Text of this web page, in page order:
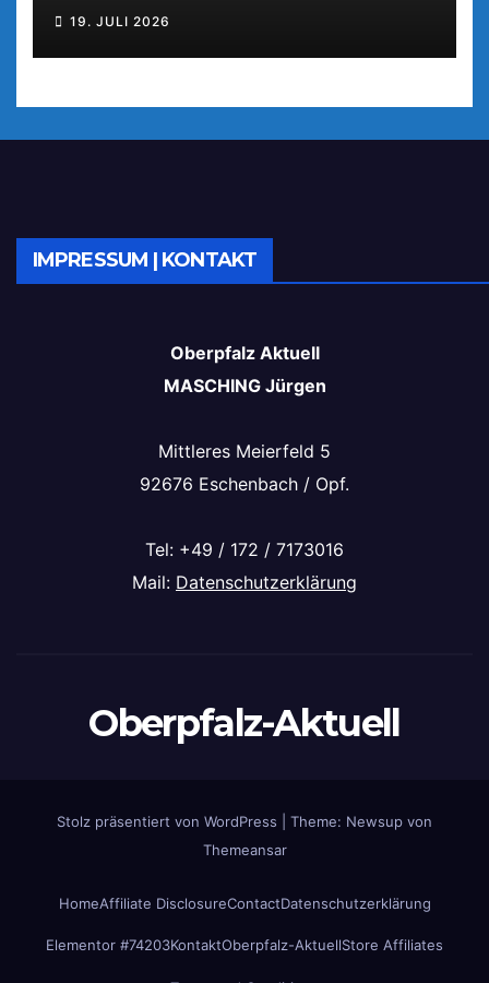
19. JULI 2026
IMPRESSUM | KONTAKT
Oberpfalz Aktuell
MASCHING Jürgen
Mittleres Meierfeld 5
92676 Eschenbach / Opf.
Tel: +49 / 172 / 7173016
Mail: Datenschutzerklärung
Oberpfalz-Aktuell
Stolz präsentiert von WordPress
Theme: Newsup von
Themeansar
HomeAffiliate DisclosureContactDatenschutzerklärung
Elementor #74203KontaktOberpfalz-AktuellStore Affiliates